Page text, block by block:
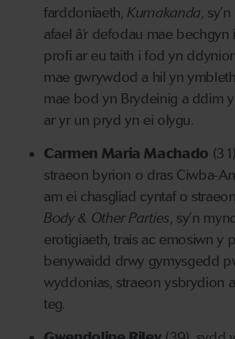
farddoniaeth,Kumakanda,
afael â’r defodau mae bechgyn
profi ar eu taith i fod yn
mae gwrywdod a hil yn
mae bod yn Brydeinig a ddim
ar yr un pryd yn ei olygu.
Carmen Maria Machado
straeon byrion o dras Ciwba-
am ei chasgliad cyntaf o
Body & Other Parties, sy’n
erotigiaeth, trais ac emosiwn y
benywaidd drwy gymysgedd
wyddonias, straeon ysbrydion
teg.